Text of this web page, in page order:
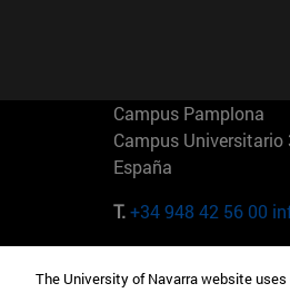
Campus Pamplona
Campus
España
T.+34 948 42 56 00
Camino del Cerro
The University of Navarra website